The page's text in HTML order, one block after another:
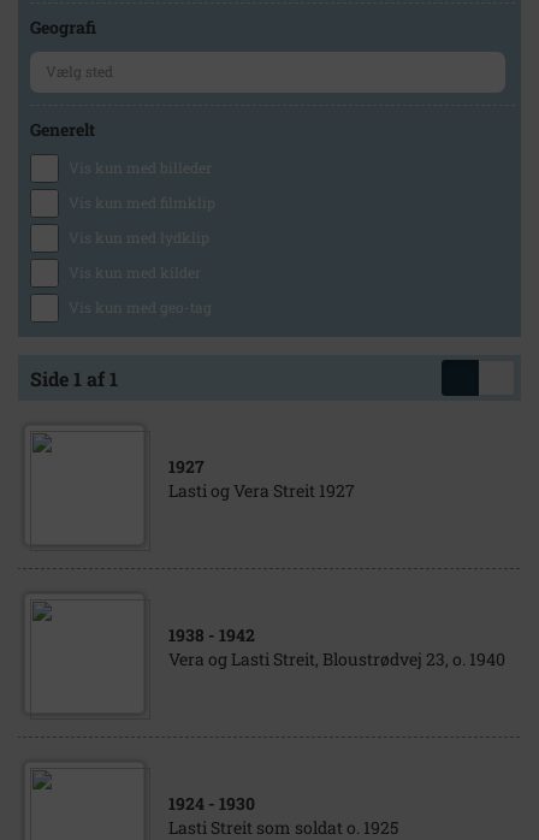
Geografi
Generelt
Vis kun med billeder
Vis kun med filmklip
Vis kun med lydklip
Vis kun med kilder
Vis kun med geo-tag
Side 1 af 1
1927
Lasti og Vera Streit 1927
1938 - 1942
Vera og Lasti Streit, Bloustrødvej 23, o. 1940
1924 - 1930
Lasti Streit som soldat o. 1925